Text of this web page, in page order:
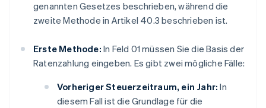
genannten Gesetzes beschrieben, während die
zweite Methode in Artikel 40.3 beschrieben ist.
Erste Methode: In Feld 01 müssen Sie die Basis der
Ratenzahlung eingeben. Es gibt zwei mögliche Fälle:
Vorheriger Steuerzeitraum, ein Jahr: In
diesem Fall ist die Grundlage für die